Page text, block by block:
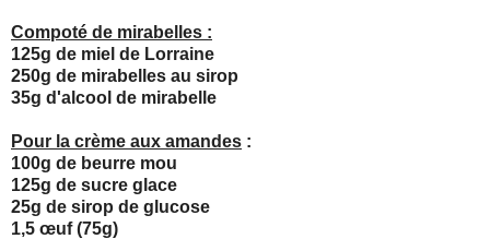
Compoté de mirabelles :
125g de miel de Lorraine
250g de mirabelles au sirop
35g d'alcool de mirabelle
Pour la crème aux amandes :
100g de beurre mou
125g de sucre glace
25g de sirop de glucose
1,5 œuf (75g)